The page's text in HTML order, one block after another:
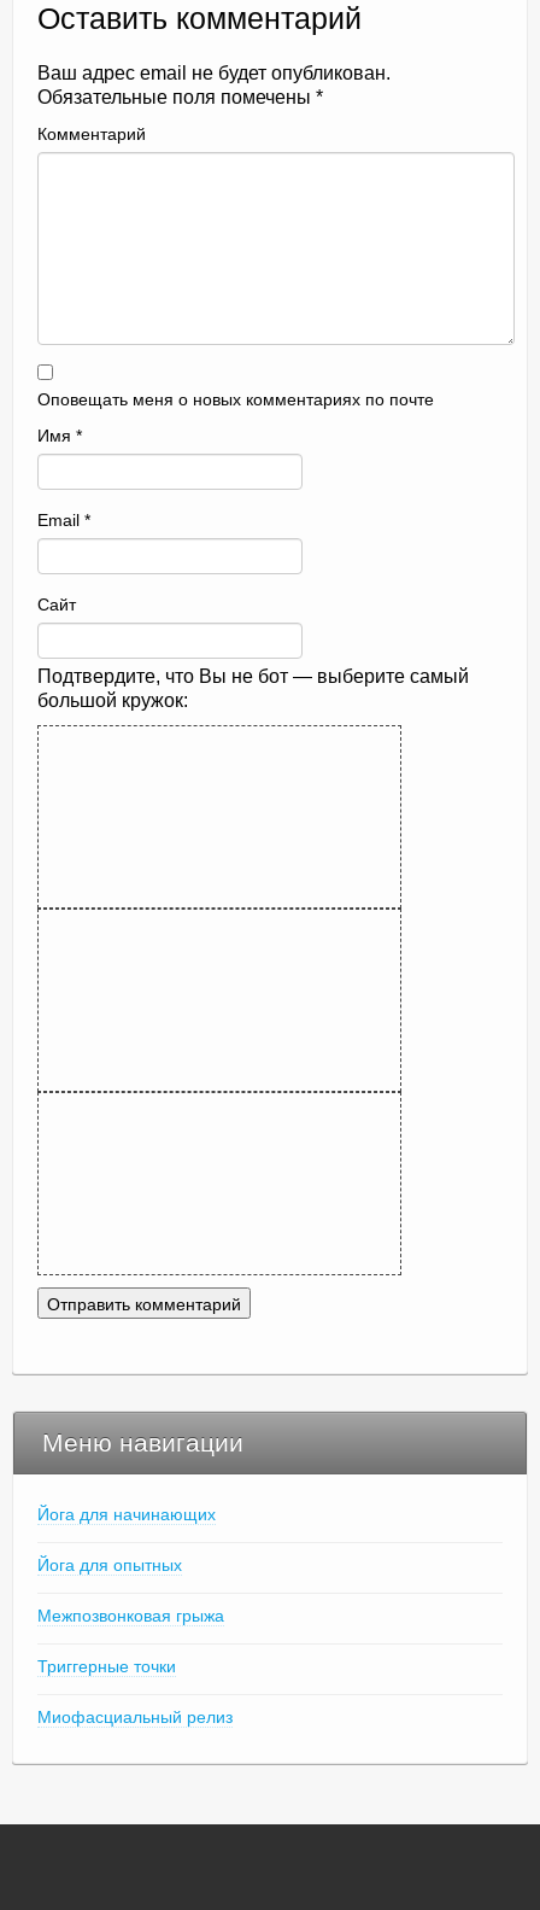
Оставить комментарий
Ваш адрес email не будет опубликован.
Обязательные поля помечены *
Комментарий
Оповещать меня о новых комментариях по почте
Имя *
Email *
Сайт
Подтвердите, что Вы не бот — выберите самый
большой кружок:
Меню навигации
Йога для начинающих
Йога для опытных
Межпозвонковая грыжа
Триггерные точки
Миофасциальный релиз